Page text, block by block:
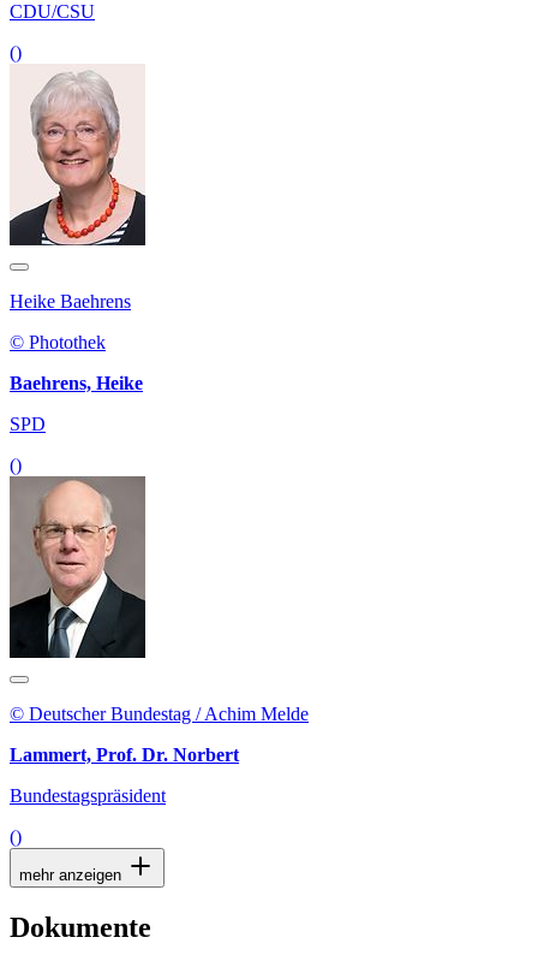
CDU/CSU
()
Heike Baehrens
© Photothek
Baehrens, Heike
SPD
()
© Deutscher Bundestag / Achim Melde
Lammert, Prof. Dr. Norbert
Bundestagspräsident
()
mehr anzeigen
Dokumente